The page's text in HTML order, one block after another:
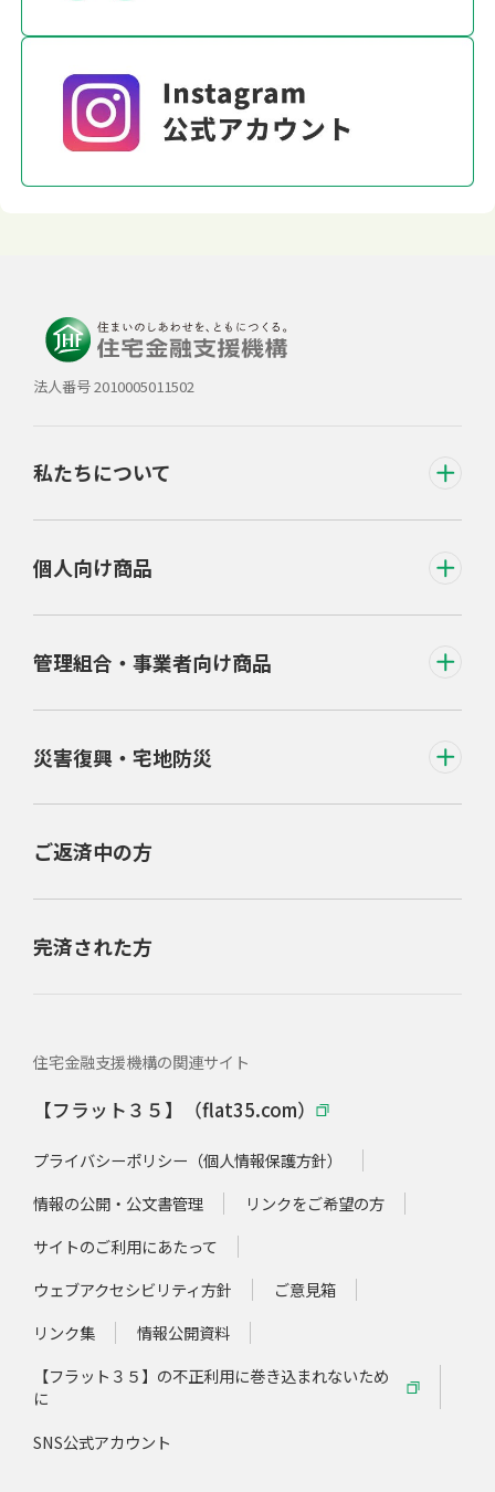
法人番号 2010005011502
私たちについて
個人向け商品
管理組合・事業者向け商品
災害復興・宅地防災
ご返済中の方
完済された方
住宅金融支援機構の関連サイト
【フラット３５】（flat35.com）
プライバシーポリシー（個人情報保護方針）
情報の公開・公文書管理
リンクをご希望の方
サイトのご利用にあたって
ウェブアクセシビリティ方針
ご意見箱
リンク集
情報公開資料
【フラット３５】の不正利用に巻き込まれないため
に
SNS公式アカウント